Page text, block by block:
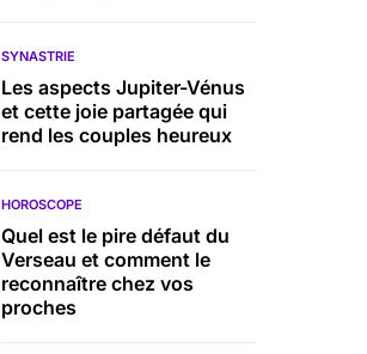
SYNASTRIE
Les aspects Jupiter-Vénus
et cette joie partagée qui
rend les couples heureux
HOROSCOPE
Quel est le pire défaut du
Verseau et comment le
reconnaître chez vos
proches